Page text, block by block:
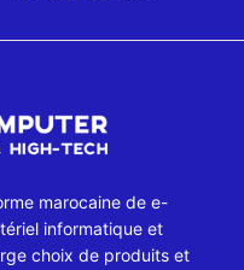
marocaine de e-
informatique et
choix de produits et